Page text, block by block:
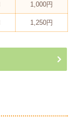
1,000円
1,250円